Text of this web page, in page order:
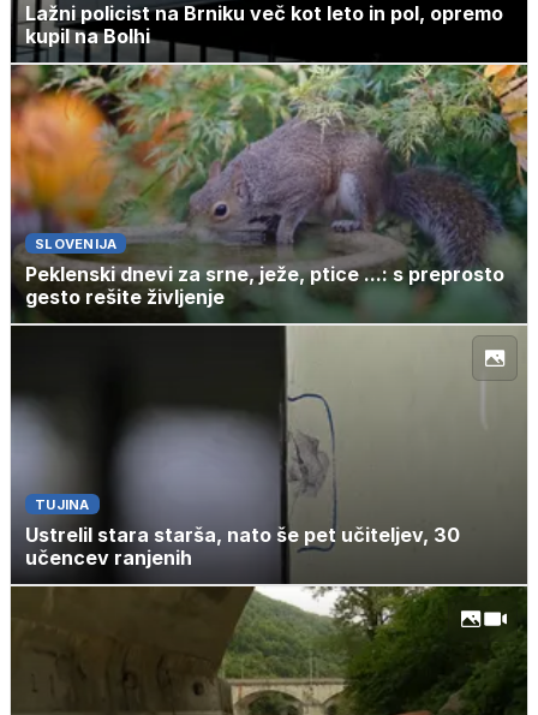
Lažni policist na Brniku več kot leto in pol, opremo
kupil na Bolhi
SLOVENIJA
Peklenski dnevi za srne, ježe, ptice ...: s preprosto
gesto rešite življenje
TUJINA
Ustrelil stara starša, nato še pet učiteljev, 30
učencev ranjenih